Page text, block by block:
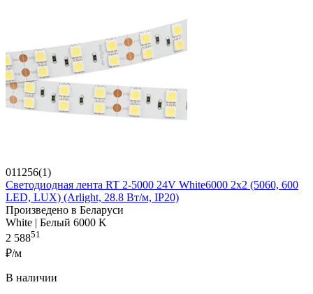
011256(1)
Светодиодная лента RT 2-5000 24V White6000 2x2 (5060, 600
LED, LUX) (Arlight, 28.8 Вт/м, IP20)
Произведено в Беларуси
White | Белый 6000 K
2 58851
₽/м
В наличии